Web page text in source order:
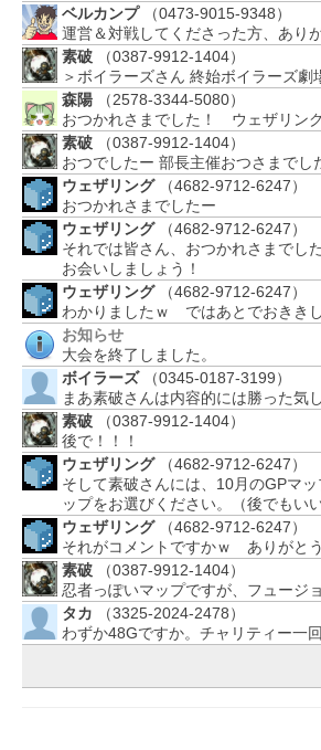
ベルカンプ
（0473-9015-9348）
運営＆対戦してくださった方、あり
素破
（0387-9912-1404）
＞ボイラーズさん 終始ボイラーズ劇
森陽
（2578-3344-5080）
おつかれさまでした！ ウェザリン
素破
（0387-9912-1404）
おつでしたー 部長主催おつさまでし
ウェザリング
（4682-9712-6247）
おつかれさまでしたー
ウェザリング
（4682-9712-6247）
それでは皆さん、おつかれさまでし
お会いしましょう！
ウェザリング
（4682-9712-6247）
わかりましたｗ ではあとでおきき
お知らせ
大会を終了しました。
ボイラーズ
（0345-0187-3199）
まあ素破さんは内容的には勝った気
素破
（0387-9912-1404）
後で！！！
ウェザリング
（4682-9712-6247）
そして素破さんには、10月のGPマ
ップをお選びください。（後でもい
ウェザリング
（4682-9712-6247）
それがコメントですかｗ ありがと
素破
（0387-9912-1404）
忍者っぽいマップですが、フュージ
タカ
（3325-2024-2478）
わずか48Gですか。チャリティー一